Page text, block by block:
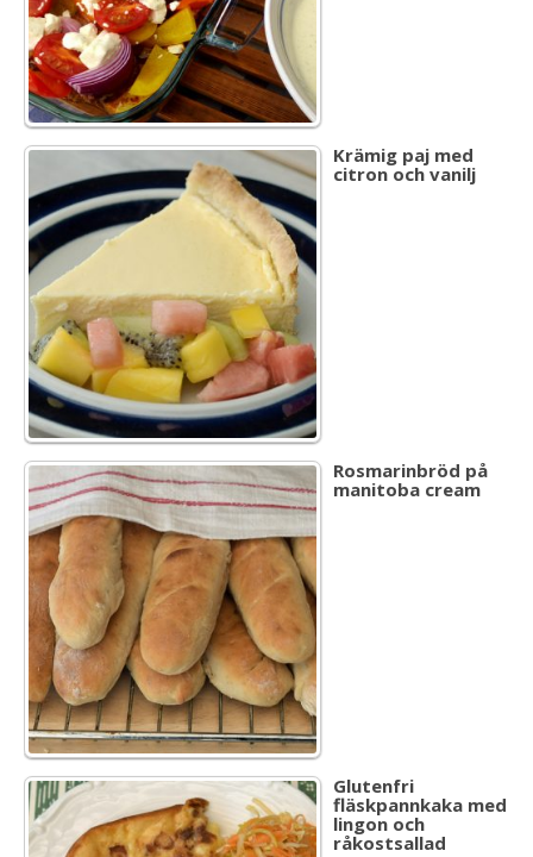
Krämig paj med
citron och vanilj
Rosmarinbröd på
manitoba cream
Glutenfri
fläskpannkaka med
lingon och
råkostsallad